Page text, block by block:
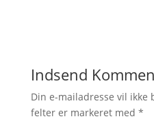
Indsend
Din e-mailadresse vil ikke
felter er markeret med *